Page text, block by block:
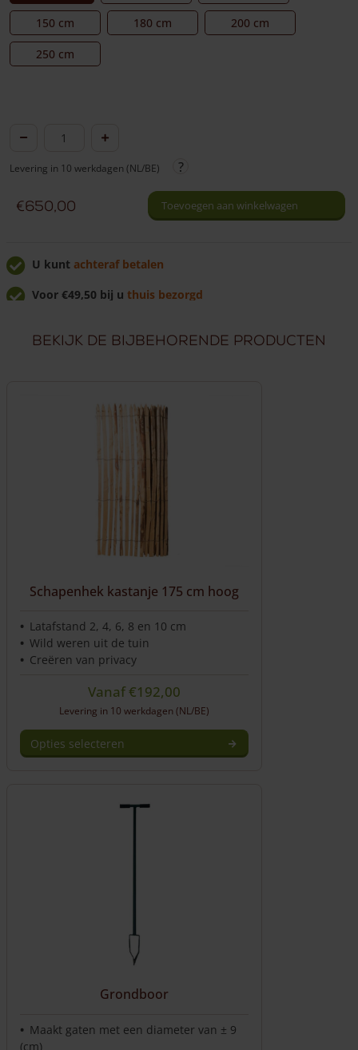
150 cm 180 cm 200 cm
250 cm
Schapenhek
kastanje
dubbel
hoog
Levering in 10 werkdagen (NL/BE)
€650,00 Toevoegen aan winkelwagen
U kunt achteraf betalen
Voor €49,50 bij u thuis bezorgd
Bekijk de bijbehorende producten
Schapenhek kastanje 175 cm hoog
Latafstand 2, 4, 6, 8 en 10 cm
Wild weren uit de tuin
Creëren van privacy
Vanaf€192,00
Levering in 10 werkdagen (NL/BE)
Opties selecteren
Grondboor
Maakt gaten met een diameter van ± 9
(cm)